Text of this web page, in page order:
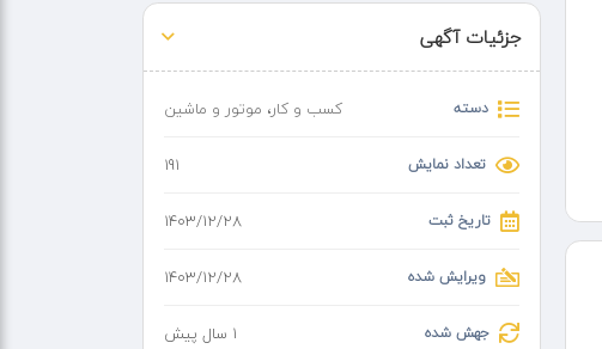
جزئیات آگهی
دسته کسب و کار، موتور و ماشین
تعداد نمایش 191
تاریخ ثبت ۱۴۰۳/۱۲/۲۸
ویرایش شده ۱۴۰۳/۱۲/۲۸
جهش شده 1 سال پیش